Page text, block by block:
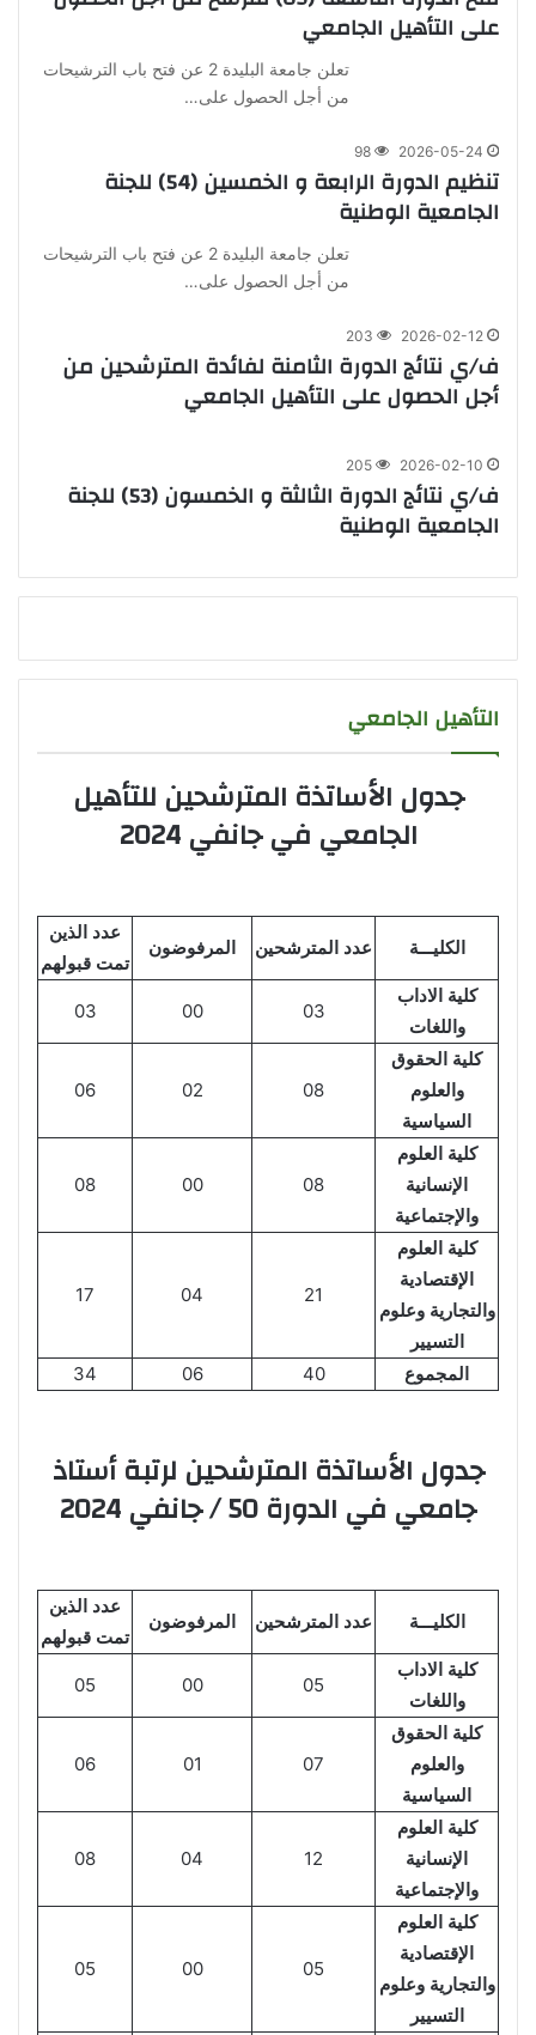
على التأهيل الجامعي
تعلن جامعة البليدة 2 عن فتح باب الترشيحات
من أجل الحصول على…
2026-05-24
98
تنظيم الدورة الرابعة و الخمسين (54) للجنة
الجامعية الوطنية
تعلن جامعة البليدة 2 عن فتح باب الترشيحات
من أجل الحصول على…
2026-02-12
203
ف/ي نتائج الدورة الثامنة لفائدة المترشحين من
أجل الحصول على التأهيل الجامعي
2026-02-10
205
ف/ي نتائج الدورة الثالثة و الخمسون (53) للجنة
الجامعية الوطنية
التأهيل الجامعي
جدول الأساتذة المترشحين للتأهيل
الجامعي في جانفي 2024
الكليـــة عدد المترشحين المرفوضون
عدد الذين
تمت قبولهم
كلية الاداب
واللغات
03
00
03
كلية الحقوق
والعلوم
السياسية
08
02
06
كلية العلوم
الإنسانية
والإجتماعية
08
00
08
كلية العلوم
الإقتصادية
والتجارية وعلوم
التسيير
21
04
17
المجموع 40
06
34
جدول الأساتذة المترشحين لرتبة أستاذ
جامعي في الدورة 50 / جانفي 2024
الكليـــة عدد المترشحين المرفوضون
عدد الذين
تمت قبولهم
كلية الاداب
واللغات
05
00
05
كلية الحقوق
والعلوم
السياسية
07
01
06
كلية العلوم
الإنسانية
والإجتماعية
12
04
08
كلية العلوم
الإقتصادية
والتجارية وعلوم
التسيير
05
00
05